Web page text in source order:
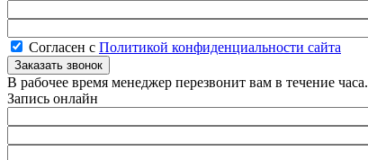
Согласен с Политикой конфиденциальности сайта
В рабочее время менеджер перезвонит вам в течение часа.
Запись онлайн